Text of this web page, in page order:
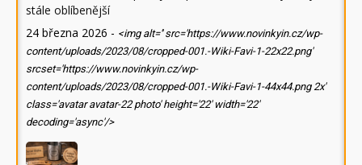
stále oblíbenější
24 března 2026 - <img alt='' src='https://www.novinkyin.cz/wp-
content/uploads/2023/08/cropped-001.-Wiki-Favi-1-22x22.png'
srcset='https://www.novinkyin.cz/wp-
content/uploads/2023/08/cropped-001.-Wiki-Favi-1-44x44.png 2x'
class='avatar avatar-22 photo' height='22' width='22'
decoding='async'/>